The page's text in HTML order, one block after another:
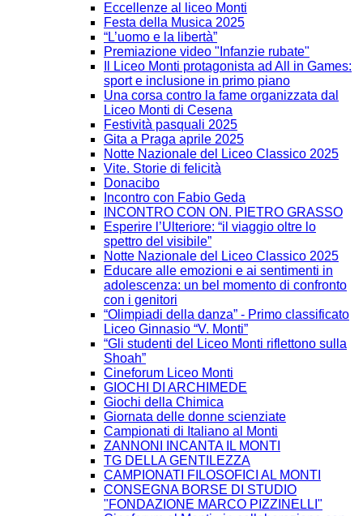
Eccellenze al liceo Monti
Festa della Musica 2025
“L’uomo e la libertà”
Premiazione video "Infanzie rubate"
Il Liceo Monti protagonista ad All in Games:
sport e inclusione in primo piano
Una corsa contro la fame organizzata dal
Liceo Monti di Cesena
Festività pasquali 2025
Gita a Praga aprile 2025
Notte Nazionale del Liceo Classico 2025
Vite. Storie di felicità
Donacibo
Incontro con Fabio Geda
INCONTRO CON ON. PIETRO GRASSO
Esperire l’Ulteriore: “il viaggio oltre lo
spettro del visibile”
Notte Nazionale del Liceo Classico 2025
Educare alle emozioni e ai sentimenti in
adolescenza: un bel momento di confronto
con i genitori
“Olimpiadi della danza” - Primo classificato
Liceo Ginnasio “V. Monti”
“Gli studenti del Liceo Monti riflettono sulla
Shoah”
Cineforum Liceo Monti
GIOCHI DI ARCHIMEDE
Giochi della Chimica
Giornata delle donne scienziate
Campionati di Italiano al Monti
ZANNONI INCANTA IL MONTI
TG DELLA GENTILEZZA
CAMPIONATI FILOSOFICI AL MONTI
CONSEGNA BORSE DI STUDIO
"FONDAZIONE MARCO PIZZINELLI"